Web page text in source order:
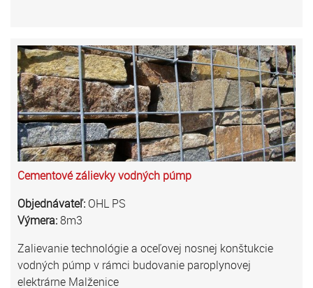
Cementové zálievky vodných púmp
Objednávateľ: OHL PS
Výmera:8m3
Zalievanie technológie a oceľovej nosnej konštukcie
vodných púmp v rámci budovanie paroplynovej
elektrárne Malženice